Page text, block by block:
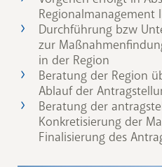
Regionalmanagement
Durchführung bzw
zur
in der Region
Beratung der Region
Ablauf der
Beratung der
Konkretisierung der
Finalisierung des